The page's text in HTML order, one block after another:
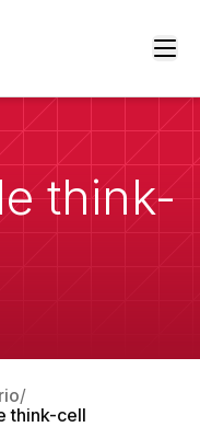
think-
think-cell